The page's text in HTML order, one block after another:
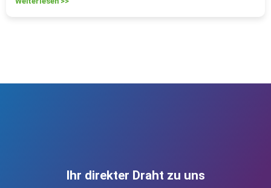
Ihr direkter Draht zu uns